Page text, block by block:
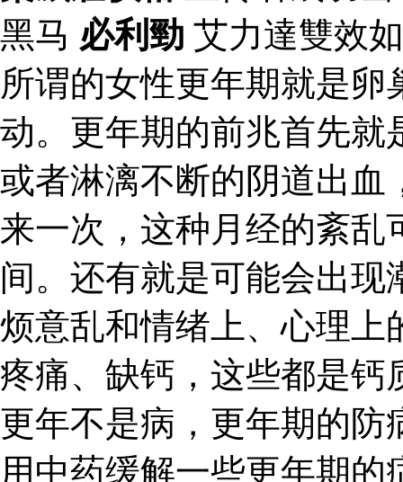
黑马 必利勁 艾力達雙效
所谓的女性更年期就是
动。更年期的前兆首先就
或者淋漓不断的阴道出血
来一次，这种月经的紊乱
间。还有就是可能会出
烦意乱和情绪上、心理上
疼痛、缺钙，这些都是钙
更年不是病，更年期的防
用中药缓解一些更年期